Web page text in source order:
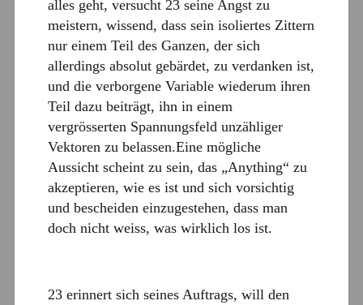
alles geht, versucht 23 seine Angst zu
meistern, wissend, dass sein isoliertes Zittern
nur einem Teil des Ganzen, der sich
allerdings absolut gebärdet, zu verdanken ist,
und die verborgene Variable wiederum ihren
Teil dazu beiträgt, ihn in einem
vergrösserten Spannungsfeld unzähliger
Vektoren zu belassen.Eine mögliche
Aussicht scheint zu sein, das „Anything“ zu
akzeptieren, wie es ist und sich vorsichtig
und bescheiden einzugestehen, dass man
doch nicht weiss, was wirklich los ist.
23 erinnert sich seines Auftrags, will den